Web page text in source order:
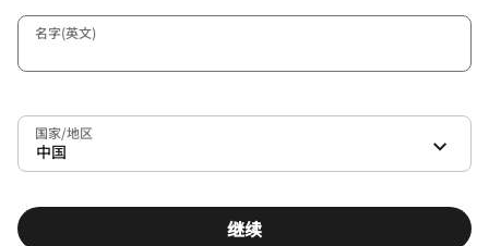
名字(英文)
国家/地区
中国
继续